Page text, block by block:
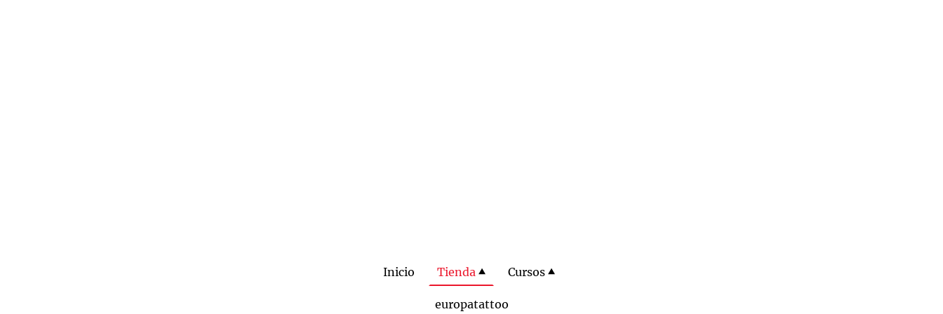
Inicio Tienda Cursos
europatattoo